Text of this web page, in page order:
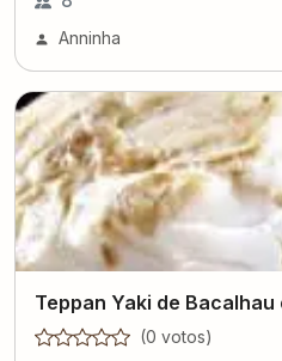
Anninha
Teppan Yaki de Bacalhau
(0 votos)